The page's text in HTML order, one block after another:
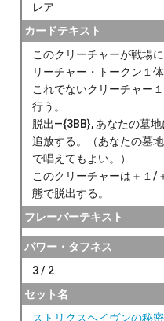
レア
カードテキスト
このクリーチャーが戦場
リーチャー・トークン１体
これでないクリーチャー
行う。
脱出―{3BB}, あなたの墓
追放する。（あなたの墓
で唱えてもよい。）
このクリーチャーは＋１/
態で脱出する。
フレーバーテキスト
パワー・タフネス
3 / 2
セット名
ストリクスヘイヴンの秘